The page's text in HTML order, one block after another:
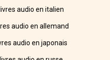
audio en italien
audio en allemand
audio en japonais